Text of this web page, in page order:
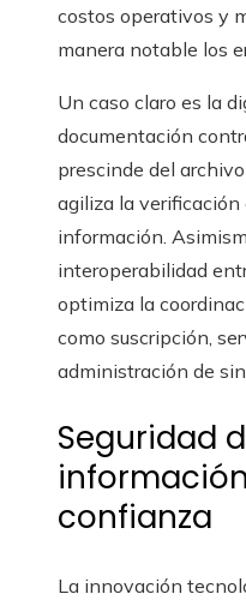
costos operativos y
manera notable los
Un caso claro es la
documentación
prescinde del
agiliza la verificación
información.
interoperabilidad
optimiza la
como suscripción,
administración de
Seguridad
confianza
La innovación